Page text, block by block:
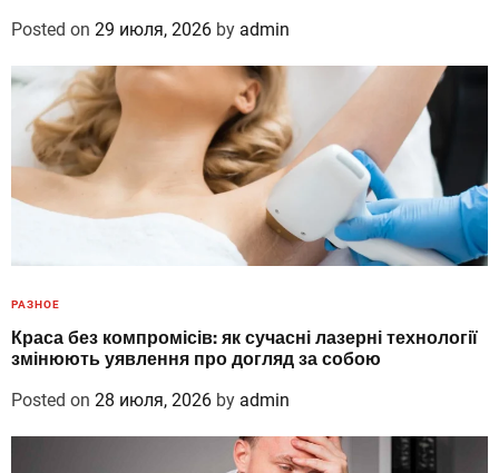
Posted on 29 июля, 2026 by admin
РАЗНОЕ
Краса без компромісів: як сучасні лазерні технології
змінюють уявлення про догляд за собою
Posted on 28 июля, 2026 by admin